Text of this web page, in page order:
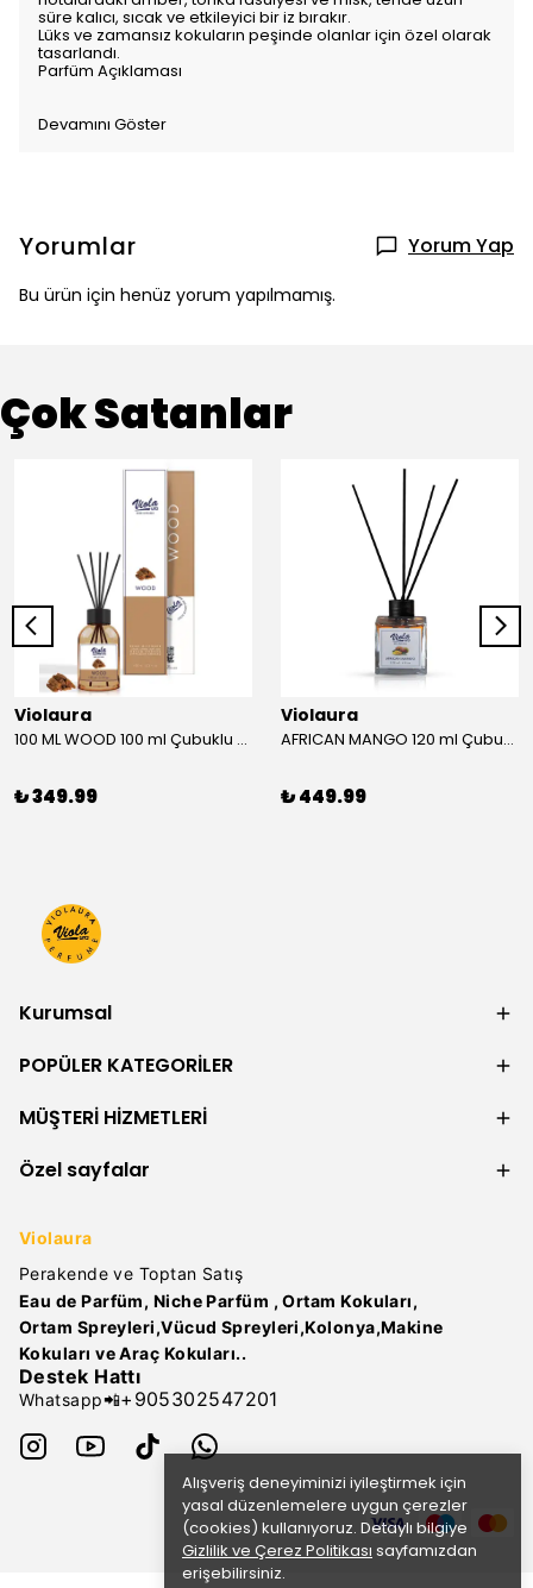
Alışveriş deneyiminizi iyileştirmek için
yasal düzenlemelere uygun çerezler
(cookies) kullanıyoruz. Detaylı bilgiye
Gizlilik ve Çerez Politikası sayfamızdan
erişebilirsiniz.
süre kalıcı, sıcak ve etkileyici bir iz bırakır.
Lüks ve zamansız kokuların peşinde olanlar için özel olarak
tasarlandı.
Parfüm Açıklaması
Devamını Göster
Yorumlar Yorum Yap
Bu ürün için henüz yorum yapılmamış.
Çok Satanlar
Violaura
100 ML WOOD 100 ml Çubuklu Oda Kokusu
₺ 349.99
Violaura
AFRICAN MANGO 120 ml Çubuklu Oda Kokusu
₺ 449.99
Kurumsal
POPÜLER KATEGORİLER
MÜŞTERİ HİZMETLERİ
Özel sayfalar
Violaura
Perakende ve Toptan Satış
Eau de Parfüm, Niche Parfüm , Ortam Kokuları,
Ortam Spreyleri,Vücud Spreyleri,Kolonya,Makine
Kokuları ve Araç Kokuları..
Destek Hattı
Whatsapp📲+905302547201